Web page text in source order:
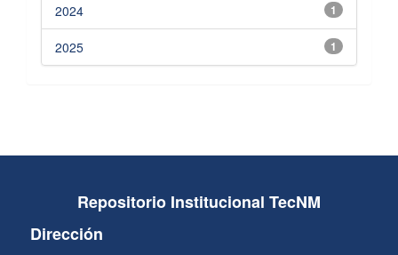
1
2024
1
2025
Repositorio Institucional TecNM
Dirección